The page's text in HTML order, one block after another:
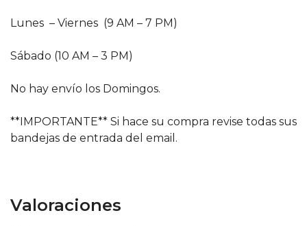
Lunes – Viernes (9 AM – 7 PM)
Sábado (10 AM – 3 PM)
No hay envío los Domingos.
**IMPORTANTE** Si hace su compra revise todas sus
bandejas de entrada del email.
Valoraciones